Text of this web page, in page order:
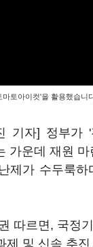
토아이컷'을 활용했습니
기자] 정부가
가운데 재원
제가 수두룩하
따르면, 국정
제 및 신속 추진